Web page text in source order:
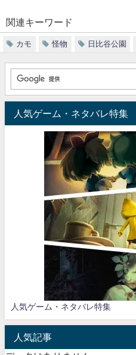
関連キーワード
カモ 怪物 日比谷公園
人気ゲーム・ネタバレ特集
人気ゲーム・ネタバレ特集
人気記事